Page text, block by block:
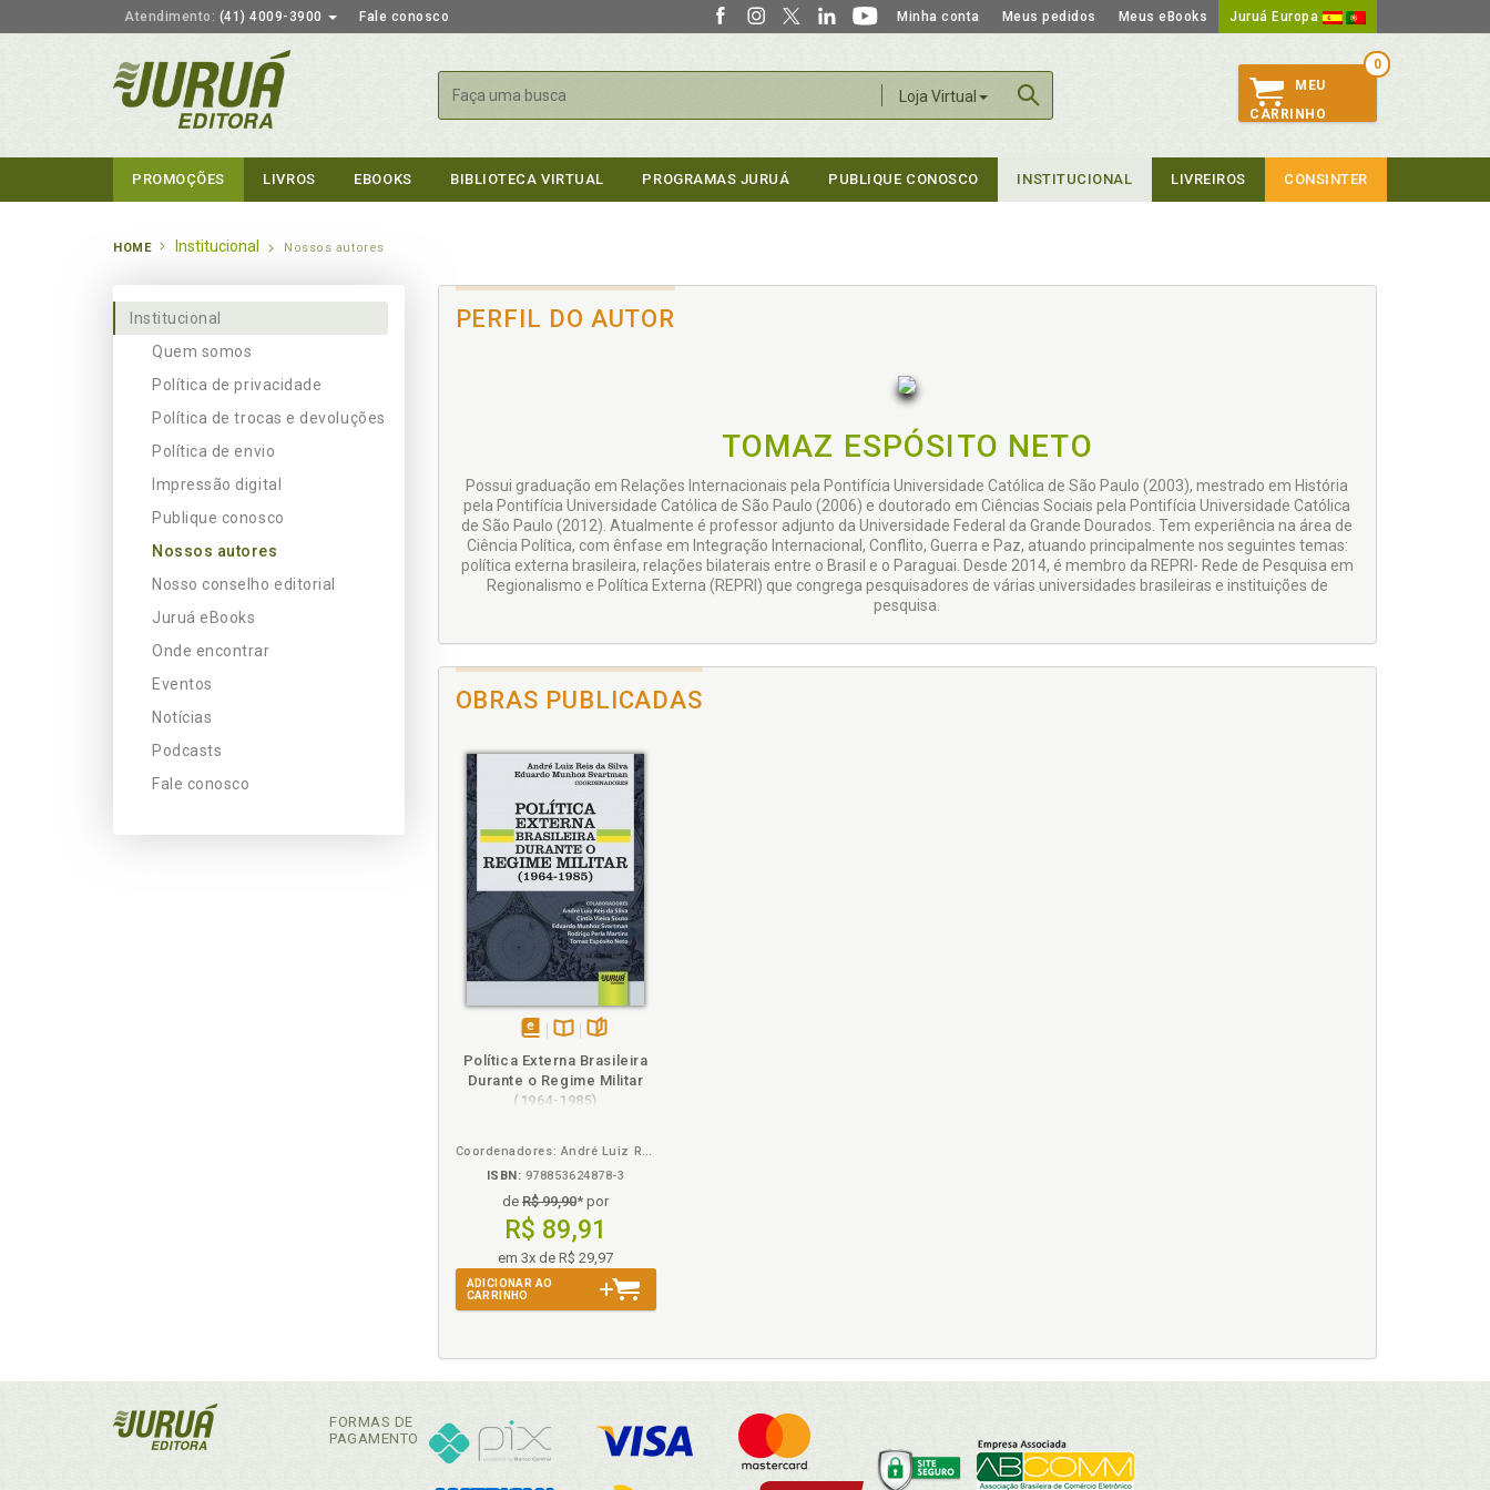
Atendimento: (41) 4009-3900 Fale conosco Minha conta Meus pedidos Meus eBooks Juruá Europa
Loja Virtual
Buscar
0
MEU
CARRINHO
PROMOÇÕES LIVROS EBOOKS BIBLIOTECA VIRTUAL PROGRAMAS JURUÁ PUBLIQUE CONOSCO INSTITUCIONAL LIVREIROS CONSINTER
HOME Institucional Nossos autores
Institucional
Quem somos
Política de privacidade
Política de trocas e devoluções
Política de envio
Impressão digital
Publique conosco
Nossos autores
Nosso conselho editorial
Juruá eBooks
Onde encontrar
Eventos
Notícias
Podcasts
Fale conosco
PERFIL DO AUTOR
TOMAZ ESPÓSITO NETO
Possui graduação em Relações Internacionais pela Pontifícia Universidade Católica de São Paulo (2003), mestrado em História
pela Pontifícia Universidade Católica de São Paulo (2006) e doutorado em Ciências Sociais pela Pontifícia Universidade Católica
de São Paulo (2012). Atualmente é professor adjunto da Universidade Federal da Grande Dourados. Tem experiência na área de
Ciência Política, com ênfase em Integração Internacional, Conflito, Guerra e Paz, atuando principalmente nos seguintes temas:
política externa brasileira, relações bilaterais entre o Brasil e o Paraguai. Desde 2014, é membro da REPRI- Rede de Pesquisa em
Regionalismo e Política Externa (REPRI) que congrega pesquisadores de várias universidades brasileiras e instituições de
pesquisa.
OBRAS PUBLICADAS
em
eBook
na
B.V.
Política Externa Brasileira
Durante o Regime Militar
(1964-1985)
Coordenadores: André Luiz Reis da Silva e Eduardo Munhoz Svartman
ISBN: 978853624878-3
de R$ 99,90* por
R$ 89,91
em 3x de R$ 29,97
ADICIONAR AO
CARRINHO
FORMAS DE
PAGAMENTO